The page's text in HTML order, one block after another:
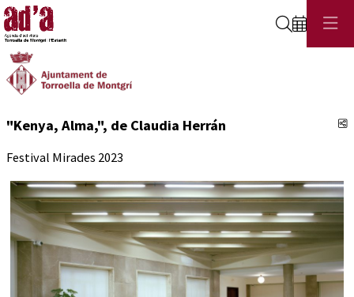
Cerca
"Kenya, Alma,", de Claudia Herrán
Festival Mirades 2023